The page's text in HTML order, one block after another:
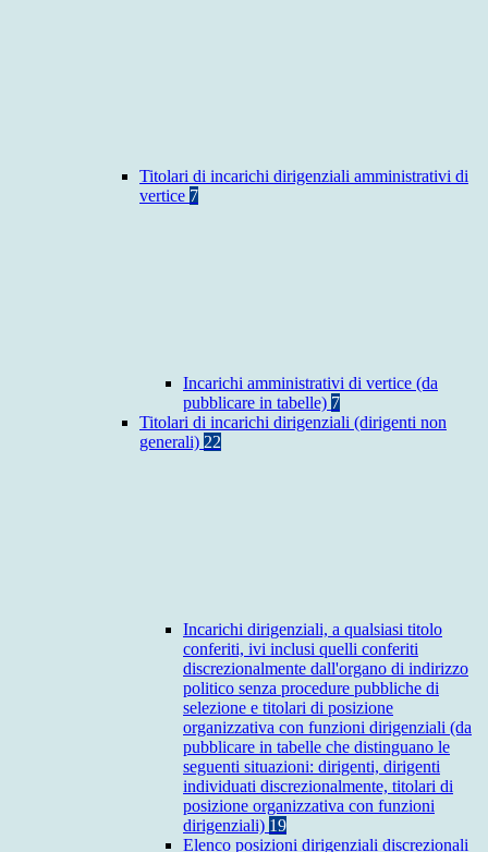
Titolari di incarichi dirigenziali amministrativi di
vertice 7
Incarichi amministrativi di vertice (da
pubblicare in tabelle) 7
Titolari di incarichi dirigenziali (dirigenti non
generali) 22
Incarichi dirigenziali, a qualsiasi titolo
conferiti, ivi inclusi quelli conferiti
discrezionalmente dall'organo di indirizzo
politico senza procedure pubbliche di
selezione e titolari di posizione
organizzativa con funzioni dirigenziali (da
pubblicare in tabelle che distinguano le
seguenti situazioni: dirigenti, dirigenti
individuati discrezionalmente, titolari di
posizione organizzativa con funzioni
dirigenziali) 19
Elenco posizioni dirigenziali discrezionali